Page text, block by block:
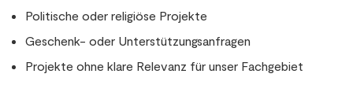
Politische oder religiöse Projekte
Geschenk- oder Unterstützungsanfragen
Projekte ohne klare Relevanz für unser Fachgebiet